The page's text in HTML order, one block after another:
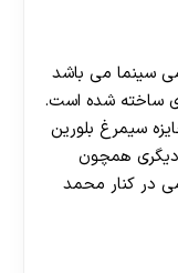
سینما می باشد
اسدی ساخته شده است.
سیمرغ بلورین
دیگری همچون
در کنار محمد